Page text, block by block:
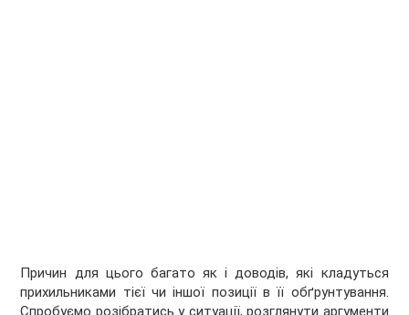
Причин для цього багато як і доводів, які кладуться
прихильниками тієї чи іншої позиції в її обґрунтування.
Спробуємо розібратись у ситуації, розглянути аргументи